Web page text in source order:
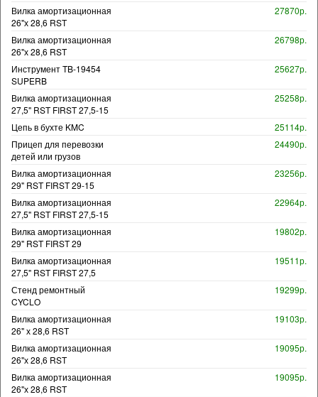
Вилка амортизационная
26"х 28,6 RST
27870р.
Вилка амортизационная
26"х 28,6 RST
26798р.
Инструмент TB-19454
SUPERB
25627р.
Вилка амортизационная
27,5" RST FIRST 27,5-15
25258р.
Цепь в бухте KMC
25114р.
Прицеп для перевозки
детей или грузов
24490р.
Вилка амортизационная
29" RST FIRST 29-15
23256р.
Вилка амортизационная
27,5" RST FIRST 27,5-15
22964р.
Вилка амортизационная
29" RST FIRST 29
19802р.
Вилка амортизационная
27,5" RST FIRST 27,5
19511р.
Стенд ремонтный
CYCLO
19299р.
Вилка амортизационная
26" х 28,6 RST
19103р.
Вилка амортизационная
26"х 28,6 RST
19095р.
Вилка амортизационная
26"х 28,6 RST
19095р.